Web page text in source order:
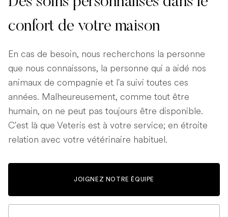
confort de votre maison
En cas de besoin, nous recherchons la personne
que nous connaissons, la personne qui a aidé nos
animaux de compagnie et l'a suivi toutes ces
années. Malheureusement, comme tout être
humain, on ne peut pas toujours être disponible.
C'est là que Veteris est à votre service; en étroite
relation avec votre vétérinaire habituel.
JOIGNEZ NOTRE ÉQUIPE